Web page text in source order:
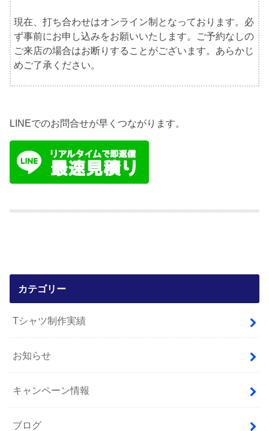
現在、打ち合わせはオンライン制となっております。必
ず事前にお申し込みをお願いいたします。ご予約なしの
ご来店の場合はお断りすることがございます。あらかじ
めご了承ください。
LINEでのお問合せが早くつながります。
カテゴリー
Tシャツ制作実績
お知らせ
キャンペーン情報
ブログ